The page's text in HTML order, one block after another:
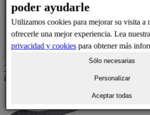
Referencia:408402700
Torx
posición: 805
poder ayudarle
Utilizamos cookies para mejorar su visita a
ofrecerle una mejor experiencia. Lea nuestra
privacidad y cookiespara obtener más
Sólo necesarias
Personalizar
Aceptar todas